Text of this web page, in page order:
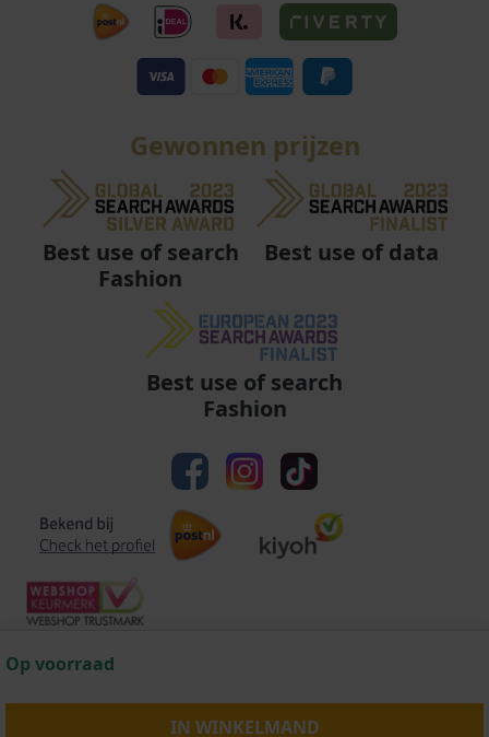
Op voorraad
IN WINKELMAND
Gewonnen prijzen
Best use of search
Fashion
Best use of data
Best use of search
Fashion
Algemene voorwaarden